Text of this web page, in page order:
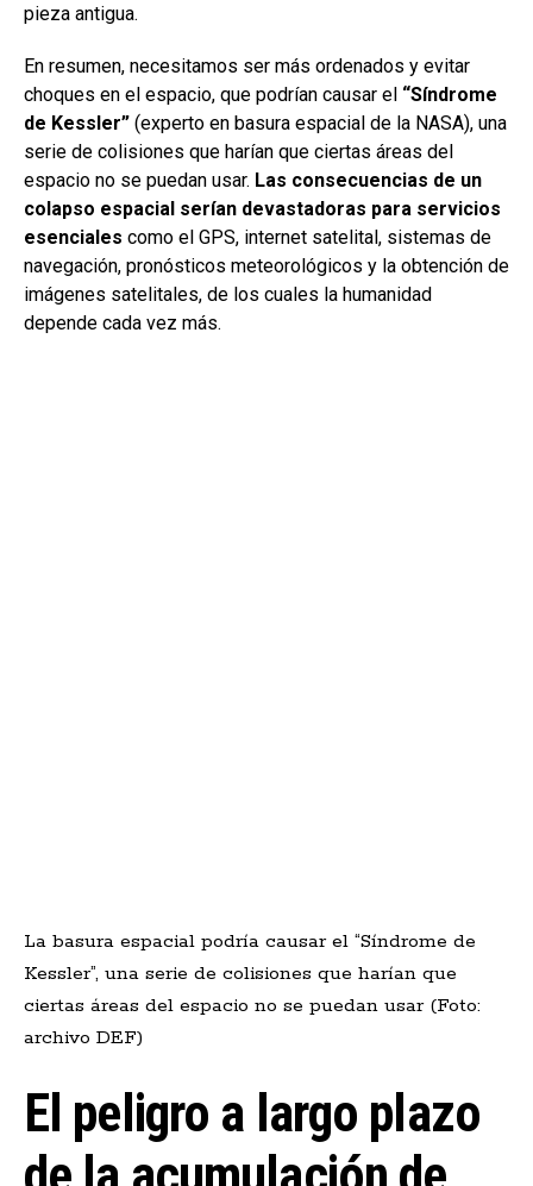
pieza antigua.
En resumen, necesitamos ser más ordenados y evitar
choques en el espacio, que podrían causar el “Síndrome
de Kessler” (experto en basura espacial de la NASA), una
serie de colisiones que harían que ciertas áreas del
espacio no se puedan usar. Las consecuencias de un
colapso espacial serían devastadoras para servicios
esenciales como el GPS, internet satelital, sistemas de
navegación, pronósticos meteorológicos y la obtención de
imágenes satelitales, de los cuales la humanidad
depende cada vez más.
La basura espacial podría causar el “Síndrome de
Kessler”, una serie de colisiones que harían que
ciertas áreas del espacio no se puedan usar (Foto:
archivo DEF)
El peligro a largo plazo